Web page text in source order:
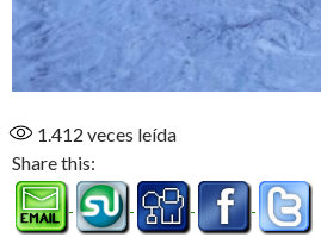
1.412 veces leída
Share this: